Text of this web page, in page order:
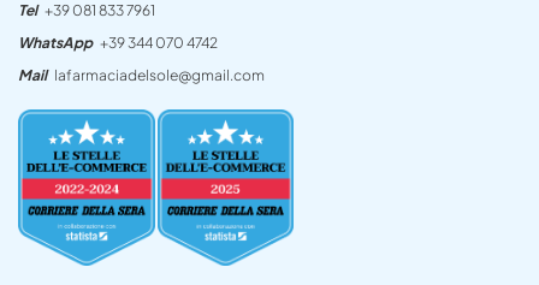
Tel +39 081 833 7961
WhatsApp +39 344 070 4742
Mail lafarmaciadelsole@gmail.com